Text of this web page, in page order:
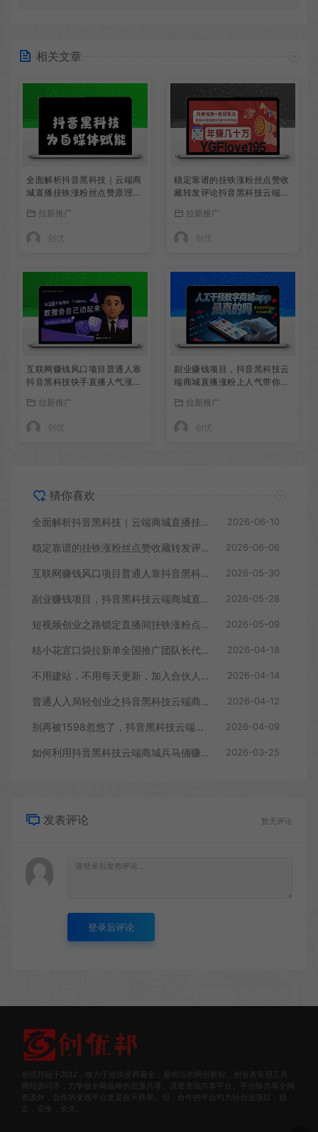
相关文章
全面解析抖音黑科技｜云端商
城直播挂铁涨粉丝点赞原理、
拉新推广
稳定靠谱的挂铁涨粉丝点赞收
藏转发评论抖音黑科技云端商
拉新推广
互联网赚钱风口项目普通人靠
抖音黑科技快手直播人气涨粉
拉新推广
副业赚钱项目，抖音黑科技云
端商城直播涨粉上人气带你月
拉新推广
猜你喜欢
全面解析抖音黑科技｜云端商城直播挂铁涨粉丝点赞原理、核心功能与全套变现逻辑 2026-06-10
稳定靠谱的挂铁涨粉丝点赞收藏转发评论抖音黑科技云端商城免费下载 2026-06-06
互联网赚钱风口项目普通人靠抖音黑科技快手直播人气涨粉丝云端商城也能轻松变现 2026-05-30
副业赚钱项目，抖音黑科技云端商城直播涨粉上人气带你月入过万 2026-05-28
短视频创业之路锁定直播间挂铁涨粉点赞软件抖音黑科技云端商城合伙人 2026-05-09
桔小花宜口袋拉新单全国推广团队长代理月入过万 2026-04-18
不用建站，不用每天更新，加入合伙人，拥有同款资源网站！ 2026-04-14
普通人入局轻创业之抖音黑科技云端商城or虚拟资源项目分站变现指南 2026-04-12
别再被1598忽悠了，抖音黑科技云端商城快手涨粉直播间挂铁软件免费 2026-04-09
如何利用抖音黑科技云端商城兵马俑赚取第一桶金 2026-03-25
发表评论 暂无评论
登录后评论
创优邦始于2012，致力于提供全网最全，最前沿的网创教程、创业者实用工具、
网站源码等，力争做全网最棒的资源共享、流量变现共享平台。平台除共享全网
资源外，合作的变现平台更是枚不胜举。但，合作的平台均为轻创业项目，稳
定，安全，长久。